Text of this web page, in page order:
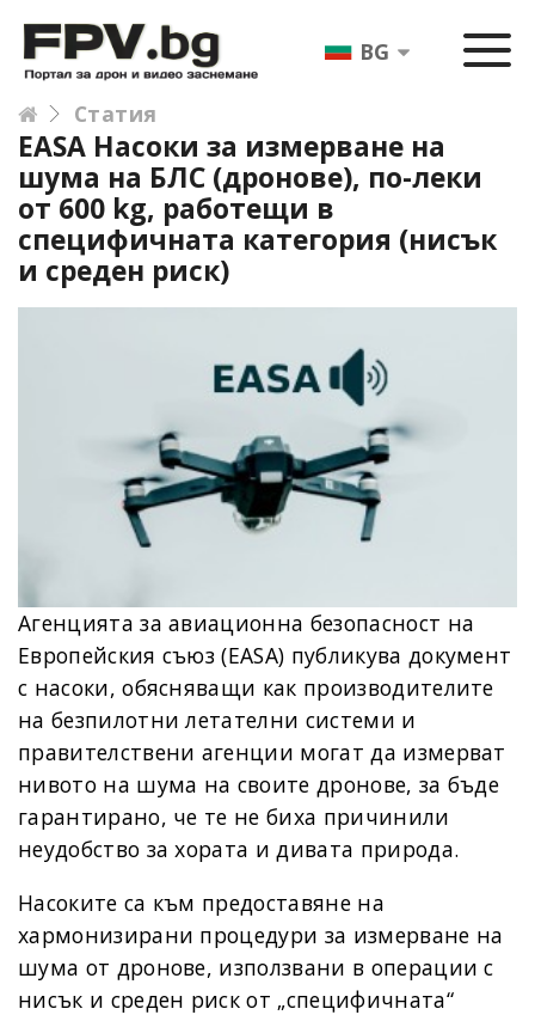
BG
Статия
EASA Насоки за измерване на
шума на БЛС (дронове), по-леки
от 600 kg, работещи в
специфичната категория (нисък
и среден риск)
Агенцията за авиационна безопасност на
Европейския съюз (EASA) публикува документ
с насоки, обясняващи как производителите
на безпилотни летателни системи и
правителствени агенции могат да измерват
нивото на шума на своите дронове, за бъде
гарантирано, че те не биха причинили
неудобство за хората и дивата природа.
Насоките са към предоставяне на
хармонизирани процедури за измерване на
шума от дронове, използвани в операции с
нисък и среден риск от „специфичната“